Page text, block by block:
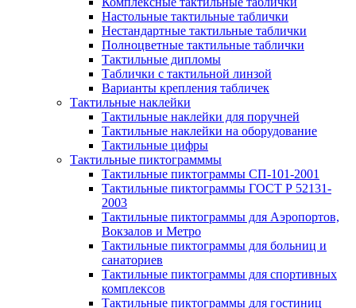
Настольные тактильные таблички
Нестандартные тактильные таблички
Полноцветные тактильные таблички
Тактильные дипломы
Таблички с тактильной линзой
Варианты крепления табличек
Тактильные наклейки
Тактильные наклейки для поручней
Тактильные наклейки на оборудование
Тактильные цифры
Тактильные пиктограмммы
Тактильные пиктограммы СП-101-2001
Тактильные пиктограммы ГОСТ Р 52131-
2003
Тактильные пиктограммы для Аэропортов,
Вокзалов и Метро
Тактильные пиктограммы для больниц и
санаториев
Тактильные пиктограммы для спортивных
комплексов
Тактильные пиктограммы для гостиниц